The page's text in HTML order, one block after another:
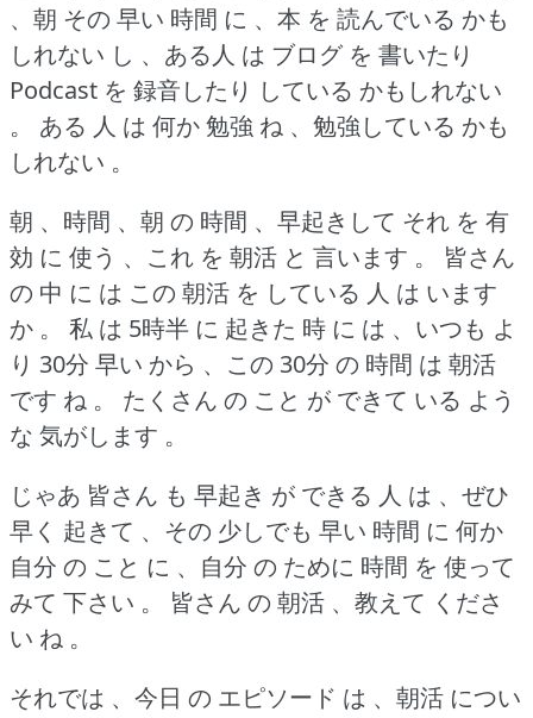
、朝 その 早い 時間 に 、本 を 読んでいる かも
しれない し 、ある人 は ブログ を 書いたり
Podcast を 録音したり している かもしれない
。
ある 人 は 何か 勉強 ね 、勉強している かも
しれない 。
朝 、時間 、朝 の 時間 、早起きして それ を 有
効 に 使う 、これ を 朝活 と 言います 。
皆さん
の 中 に は この 朝活 を している 人 は います
か 。
私 は 5時半 に 起きた 時 に は 、いつも よ
り 30分 早い から 、この 30分 の 時間 は 朝活
です ね 。
たくさん の こと が できて いる よう
な 気がします 。
じゃあ 皆さん も 早起き が できる 人 は 、ぜひ
早く 起きて 、その 少しでも 早い 時間 に 何か
自分 の こと に 、自分 の ために 時間 を 使って
みて 下さい 。
皆さん の 朝活 、教えて くださ
い ね 。
それでは 、今日 の エピソード は 、朝活 につい